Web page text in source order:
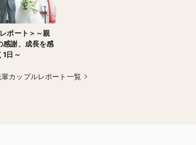
ポート＞～親
感謝、成長を感
1日～
輩カップルレポート一覧